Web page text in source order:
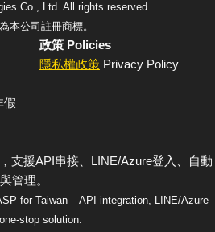
Co., Ltd. All rights reserved.
本公司註冊商標。
假
政策 Policies
隱私權政策 Privacy Policy
支援API串接、LINE/Azure登入、自動
管理。
for Taiwan – API integration, LINE/Azure
stop solution.